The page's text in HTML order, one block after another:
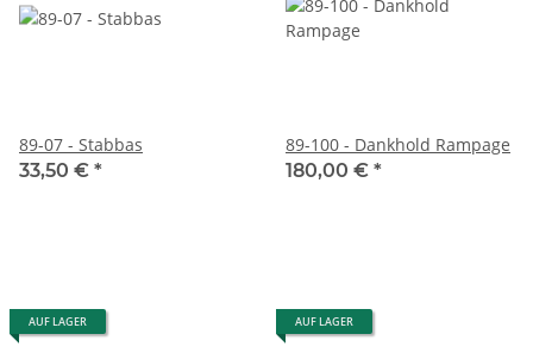
89-07 - Stabbas
33,50 € *
89-100 - Dankhold Rampage
180,00 € *
AUF LAGER AUF LAGER